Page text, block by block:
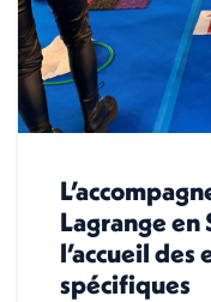
Lagrange
l’accueil des
spécifiques